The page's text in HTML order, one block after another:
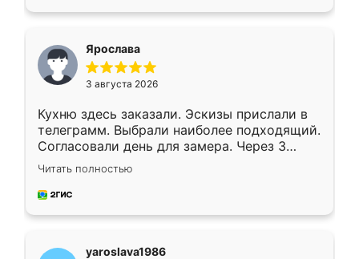
Ярослава
3 августа 2026
Кухню здесь заказали. Эскизы прислали в
телеграмм. Выбрали наиболее подходящий.
Согласовали день для замера. Через 3
недели кухня была уже готова. Остались
довольны работой. Спасибо Ренессанс
мебель за качественную работу!
Читать полностью
yaroslava1986